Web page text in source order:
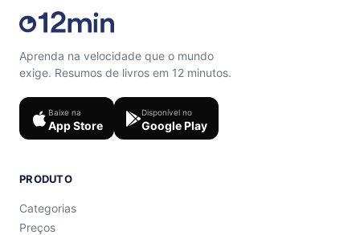
Aprenda na velocidade que o mundo
exige. Resumos de livros em 12 minutos.
Baixe na
App Store
Disponível no
Google Play
PRODUTO
Categorias
Preços